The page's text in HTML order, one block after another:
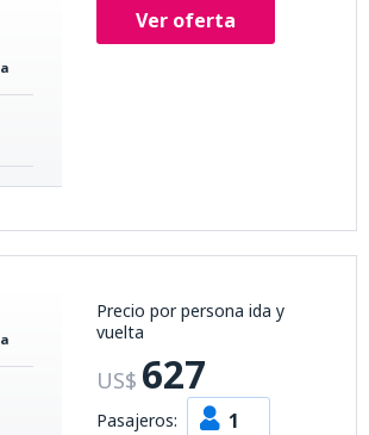
Ver oferta
Precio por persona ida y
vuelta
US$ 627
Pasajeros: 1